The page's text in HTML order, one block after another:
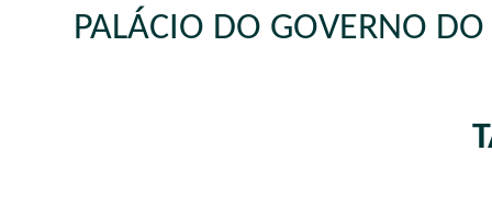
PALÁCIO DO GOVERNO